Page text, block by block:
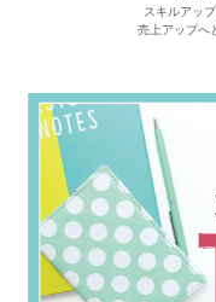
スキルアッ
売上アップへ